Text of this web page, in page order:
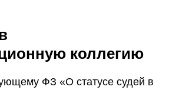
коллегию
ФЗ «О статусе судей в